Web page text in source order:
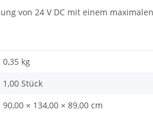
von 24 V DC mit einem maximalen
0,35 kg
1,00 Stück
90,00 × 134,00 × 89,00 cm